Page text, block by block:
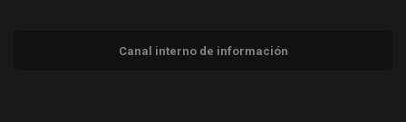
Canal interno de información